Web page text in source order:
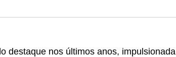
destaque nos últimos anos, impulsionada